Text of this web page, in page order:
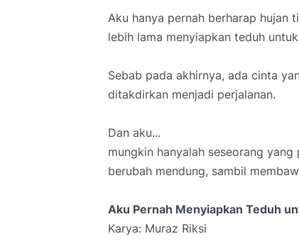
Aku hanya pernah berharap hujan
lebih lama menyiapkan teduh
Sebab pada akhirnya, ada cinta
ditakdirkan menjadi perjalanan.
Dan aku...
mungkin hanyalah seseorang
berubah mendung, sambil
Aku Pernah Menyiapkan Teduh
Karya: Muraz Riksi